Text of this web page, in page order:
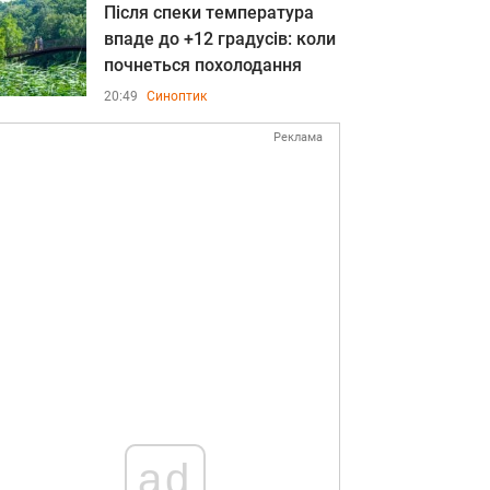
Після спеки температура
впаде до +12 градусів: коли
почнеться похолодання
20:49 Синоптик
Реклама
ad